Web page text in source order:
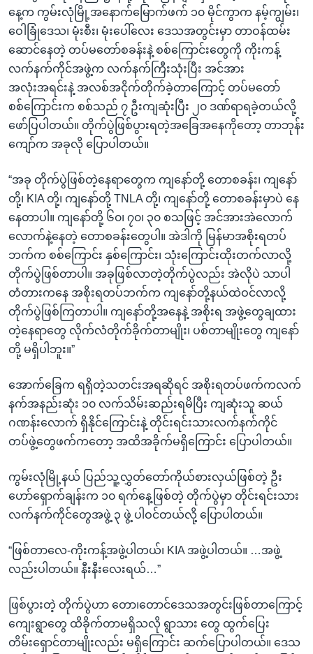
နေ့က ကွမ်းလုံမြို့အနောက်မြောက်ဖက် ၁၀ မိုင်ကွာက နမ့်ကျွမ်း၊
ဝေါခြုံဒေသ၊ မုံးစီး၊ မုံးပေါ်လေး ဒေသအတွင်းမှာ တာဝန်ထမ်း
ဆောင်နေတဲ့ တပ်မတော်စခန်းနဲ့ စစ်ကြောင်းတွေကို ကိုးကန့်
လက်နက်ကိုင်အဖွဲ့က လက်နက်ကြီးသုံးပြီး အင်အား
အလုံးအရင်းနဲ့ အလစ်အငိုက်တိုက်ခဲ့တာကြောင့် တပ်မတော်
စစ်ကြောင်းက စစ်သည် ၇ ဦးကျဆုံးပြီး ၂၀ ဒဏ်ရာရခဲ့တယ်လို့
ဖော်ပြပါတယ်။ တိုက်ပွဲဖြစ်ပွားရတဲ့အခြေအနေကိုတော့ တာဘုန်း
ကျော်က အခုလို ပြောပါတယ်။
“အခု တိုက်ပွဲဖြစ်တဲ့နေရာတွေက ကျနော်တို့ တောစခန်း၊ ကျနော်
တို့၊ KIA တို့၊ ကျနော်တို့ TNLA တို့၊ ကျနော်တို့ တောစခန်းမှာပဲ နေ
နေတာပါ။ ကျနော်တို့ ၆၀၊ ၇၀၊ ၃၀ စသဖြင့် အင်အားအဲလောက်
လောက်နဲ့နေတဲ့ တောစခန်းတွေပါ။ အဲဒါကို မြန်မာအစိုးရတပ်
ဘက်က စစ်ကြောင်း နှစ်ကြောင်း၊ သုံးကြောင်းထိုးတက်လာလို့
တိုက်ပွဲဖြစ်တာပါ။ အခုဖြစ်လာတဲ့တိုက်ပွဲလည်း အဲလိုပဲ သာပါ
တံတားကနေ အစိုးရတပ်ဘက်က ကျနော်တို့နယ်ထဲဝင်လာလို့
တိုက်ပွဲဖြစ်ကြတာပါ။ ကျနော်တို့အနေနဲ့ အစိုးရ အဖွဲ့တွေချထား
တဲ့နေရာတွေ လိုက်လံတိုက်ခိုက်တာမျိုး၊ ပစ်တာမျိုးတွေ ကျနော်
တို့ မရှိပါဘူး။”
အောက်ခြေက ရရှိတဲ့သတင်းအရဆိုရင် အစိုးရတပ်ဖက်ကလက်
နက်အနည်းဆုံး ၁၀ လက်သိမ်းဆည်းရမိပြီး ကျဆုံးသူ ဆယ်
ဂဏန်းလောက် ရှိနိုင်ကြောင်းနဲ့ တိုင်းရင်းသားလက်နက်ကိုင်
တပ်ဖွဲ့တွေဖက်ကတော့ အထိအခိုက်မရှိကြောင်း ပြောပါတယ်။
ကွမ်းလုံမြို့နယ် ပြည်သူ့လွှတ်တော်ကိုယ်စားလှယ်ဖြစ်တဲ့ ဦး
ဟော်ရှောက်ချန်းက ၁၀ ရက်နေ့ဖြစ်တဲ့ တိုက်ပွဲမှာ တိုင်းရင်းသား
လက်နက်ကိုင်တွေအဖွဲ့ ၃ ဖွဲ့ ပါဝင်တယ်လို့ ပြောပါတယ်။
“ဖြစ်တာလေ-ကိုးကန့်အဖွဲ့ပါတယ်၊ KIA အဖွဲ့ပါတယ်။ …အဖွဲ့
လည်းပါတယ်။ နီးနီးလေးရယ်…”
ဖြစ်ပွားတဲ့ တိုက်ပွဲဟာ တော၊တောင်ဒေသအတွင်းဖြစ်တာကြောင့်
ကျေးရွာတွေ ထိခိုက်တာမရှိသလို ရွာသား တွေ ထွက်ပြေး
တိမ်းရှောင်တာမျိုးလည်း မရှိကြောင်း ဆက်ပြောပါတယ်။ ဒေသ